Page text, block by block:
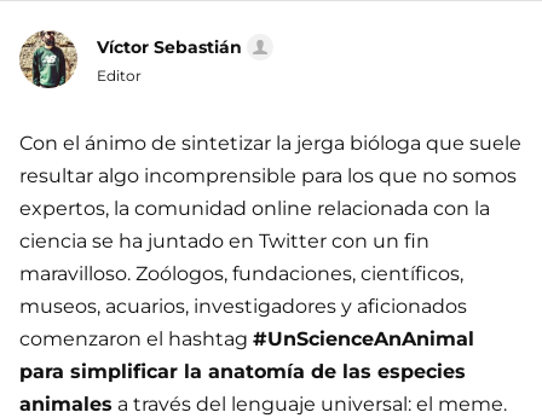
Víctor Sebastián
Editor
Con el ánimo de sintetizar la jerga bióloga que suele
resultar algo incomprensible para los que no somos
expertos, la comunidad online relacionada con la
ciencia se ha juntado en Twitter con un fin
maravilloso. Zoólogos, fundaciones, científicos,
museos, acuarios, investigadores y aficionados
comenzaron el hashtag #UnScienceAnAnimal
para simplificar la anatomía de las especies
animales a través del lenguaje universal: el meme.